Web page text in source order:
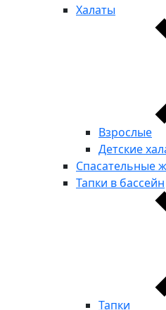
Халаты
Взрослые
Детские
Спасательные
Тапки в бассейн
Тапки